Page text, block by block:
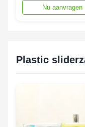
Multi-kleur opties
Nu aanvragen
Plastic